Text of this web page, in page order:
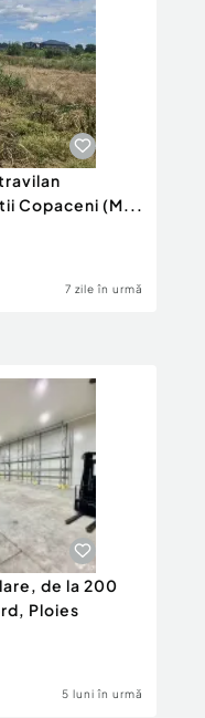
Copaceni (M...
7 zile în urmă
de la 200
Ploies
5 luni în urmă